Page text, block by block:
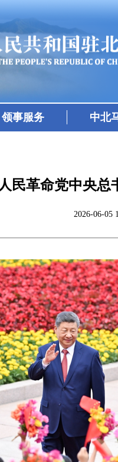
领事服务 中北
民革命党中央
2026-06-05